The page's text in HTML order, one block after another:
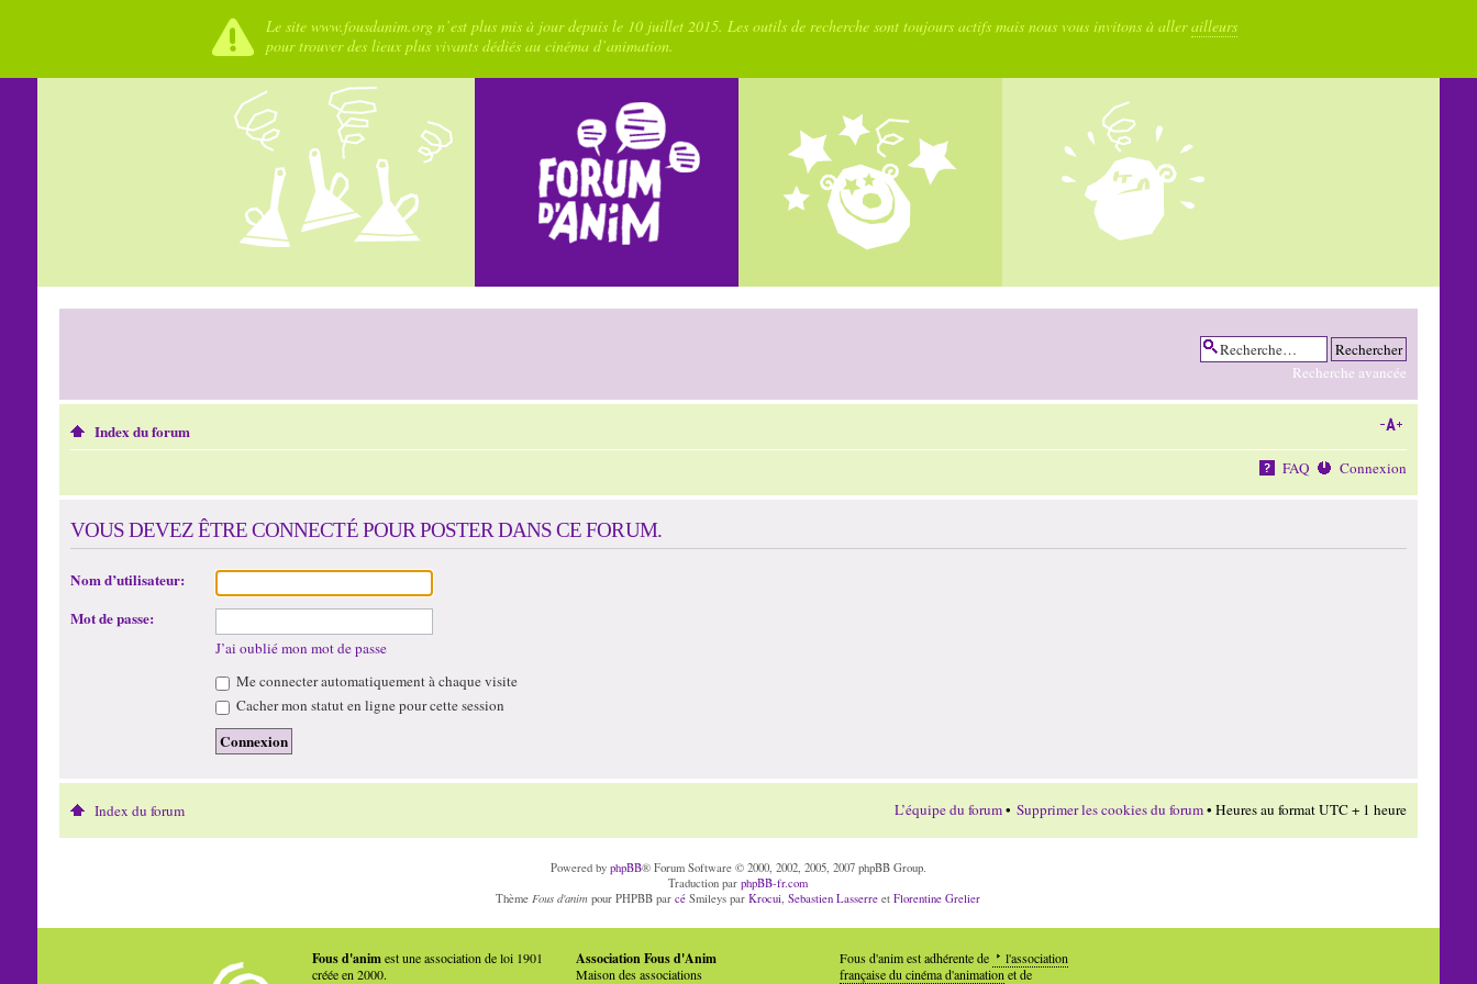
Le site www.fousdanim.org n’est plus mis à jour depuis le 10 juillet 2015. Les outils de recherche sont toujours actifs mais nous vous invitons à allerailleurs
pour trouver des lieux plus vivants dédiés au cinéma d’animation.
Recherche avancée
Index du forum
FAQ Connexion
VOUS DEVEZ ÊTRE CONNECTÉ POUR POSTER DANS CE FORUM.
Nom d’utilisateur:
Mot de passe:
J’ai oublié mon mot de passe
Me connecter automatiquement à chaque visite
Cacher mon statut en ligne pour cette session
Index du forum L’équipe du forum• Supprimer les cookies du forum• Heures au format UTC + 1 heure
Powered by phpBB® Forum Software © 2000, 2002, 2005, 2007 phpBB Group.
Traduction parphpBB-fr.com
Thème Fous d'anim pour PHPBB parcé Smileys parKrocui ,Sebastien Lasserre etFlorentine Grelier
Fous d'animest une association de loi 1901
créée en 2000.
Association Fous d'Anim
Maison des associations
Fous d'anim est adhérente de
l'association
française du cinéma d'animation et de